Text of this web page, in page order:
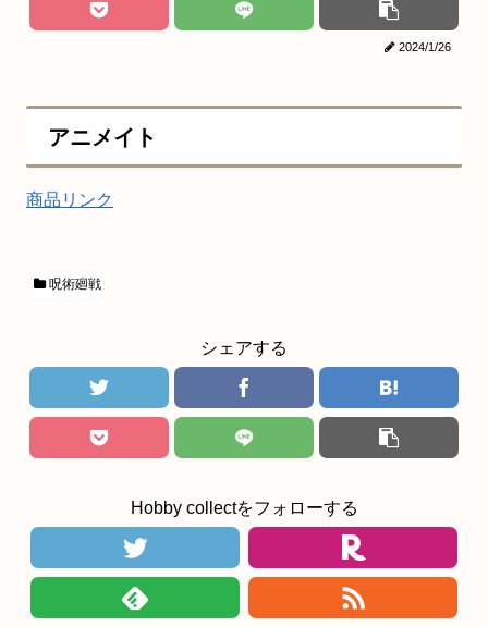
2024/1/26
アニメイト
商品リンク
呪術廻戦
シェアする
Hobby collectをフォローする